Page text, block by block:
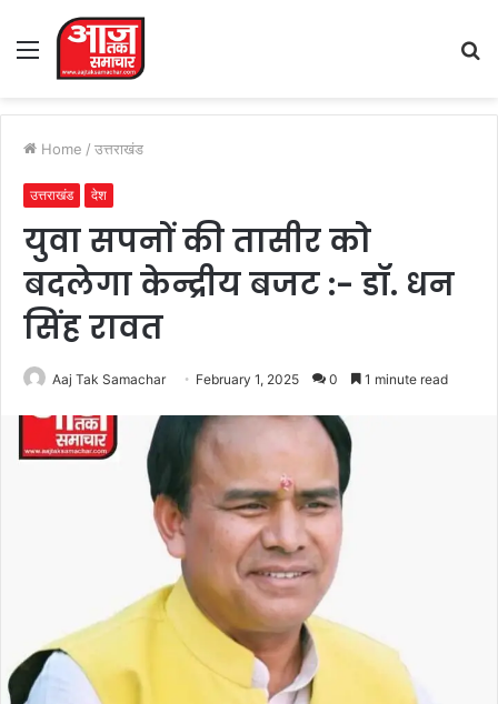
Menu
Home / उत्तराखंड
उत्तराखंड देश
युवा सपनों की तासीर को
बदलेगा केन्द्रीय बजट :- डॉ. धन
सिंह रावत
Aaj Tak Samachar February 1, 2025 0 1 minute read